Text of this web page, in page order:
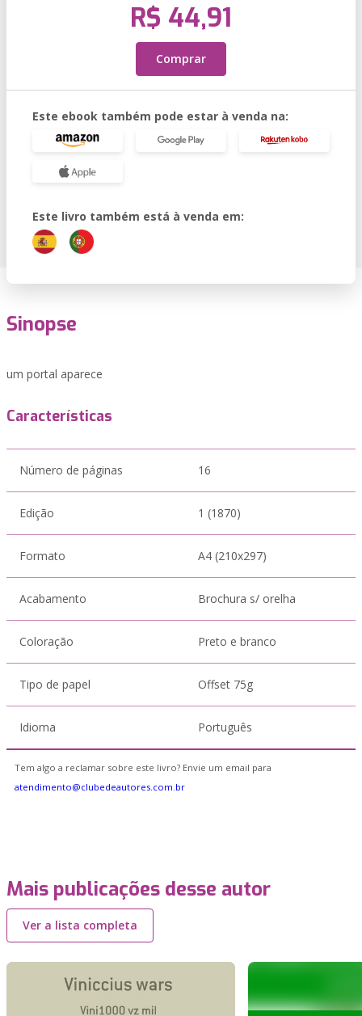
R$ 44,91
Comprar
Este ebook também pode estar à venda na:
Este livro também está à venda em:
Sinopse
um portal aparece
Características
Número de páginas 16
Edição 1 (1870)
Formato A4 (210x297)
Acabamento Brochura s/ orelha
Coloração Preto e branco
Tipo de papel Offset 75g
Idioma Português
Tem algo a reclamar sobre este livro? Envie um email para
atendimento@clubedeautores.com.br
Mais publicações desse autor
Ver a lista completa